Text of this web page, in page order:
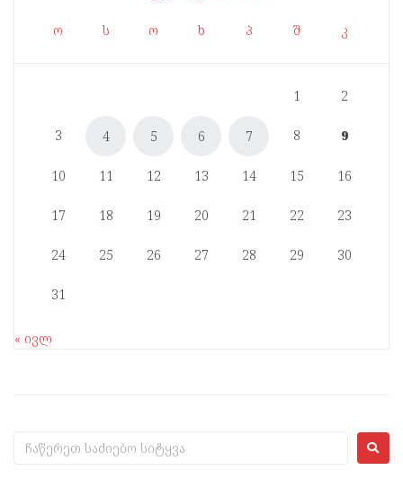
ო ს ო ხ პ შ კ
1 2
3 4 5 6 7 8 9
10 11 12 13 14 15 16
17 18 19 20 21 22 23
24 25 26 27 28 29 30
31
« ივლ